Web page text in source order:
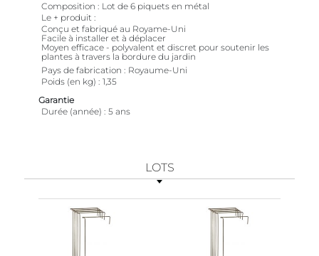
Composition
Lot de 6 piquets en métal
Le + produit
Conçu et fabriqué au Royame-Uni
Facile à installer et à déplacer
Moyen efficace - polyvalent et discret pour soutenir les
plantes à travers la bordure du jardin
Pays de fabrication
Royaume-Uni
Poids (en kg)
1,35
Garantie
Durée (année)
5 ans
LOTS